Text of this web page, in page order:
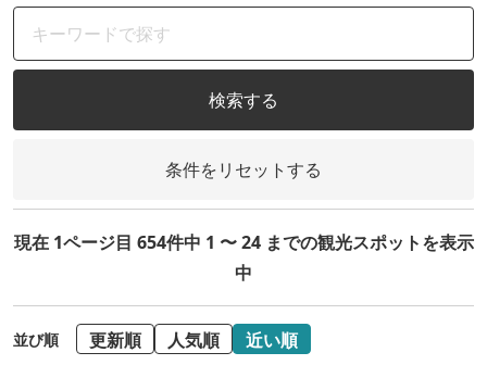
検索する
条件をリセットする
現在 1ページ目 654件中 1 〜 24 までの観光スポットを表示
中
並び順 更新順 人気順 近い順